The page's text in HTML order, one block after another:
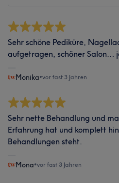
Sehr schöne Pediküre,
aufgetragen, schöner Salon…
Monika•vor fast 3 Jahren
Sehr nette Behandlung und
Erfahrung hat und komplett
Behandlungen steht.
Mona•vor fast 3 Jahren